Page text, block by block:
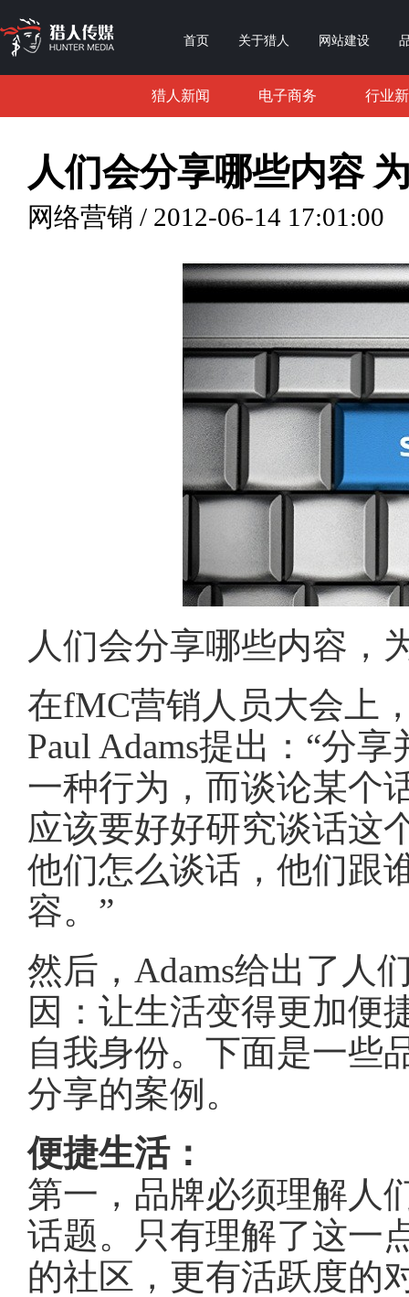
首页 关于猎人 网站建设
猎人新闻 电子商务 行业
人们会分享哪些内容
网络营销 / 2012-06-14 17:01:00
人们会分享哪些内容，
在fMC营销人员大会上
Paul Adams提出：“分
一种行为，而谈论某个
应该要好好研究谈话这
他们怎么谈话，他们跟
容。”
然后，Adams给出了人
因：让生活变得更加便
自我身份。下面是一些
分享的案例。
便捷生活：
第一，品牌必须理解人
话题。只有理解了这一
的社区，更有活跃度的